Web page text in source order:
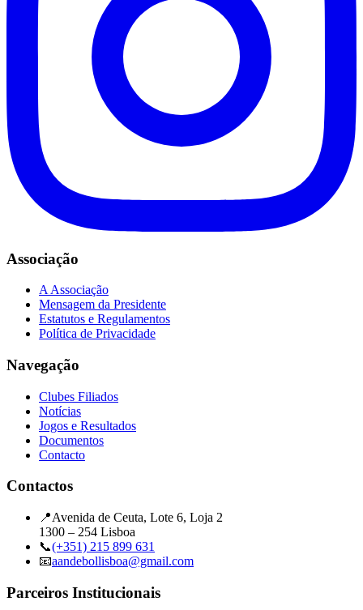
Associação
A Associação
Mensagem da Presidente
Estatutos e Regulamentos
Política de Privacidade
Navegação
Clubes Filiados
Notícias
Jogos e Resultados
Documentos
Contacto
Contactos
📍Avenida de Ceuta, Lote 6, Loja 2
1300 – 254 Lisboa
📞(+351) 215 899 631
📧aandebollisboa@gmail.com
Parceiros Institucionais